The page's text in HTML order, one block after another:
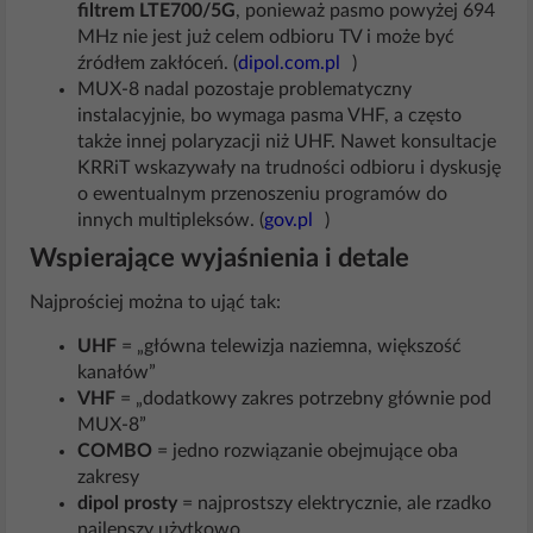
filtrem LTE700/5G, ponieważ pasmo powyżej 694
MHz nie jest już celem odbioru TV i może być
źródłem zakłóceń. (dipol.com.pl
)
MUX-8 nadal pozostaje problematyczny
instalacyjnie, bo wymaga pasma VHF, a często
także innej polaryzacji niż UHF. Nawet konsultacje
KRRiT wskazywały na trudności odbioru i dyskusję
o ewentualnym przenoszeniu programów do
innych multipleksów. (gov.pl )
Wspierające wyjaśnienia i detale
Najprościej można to ująć tak:
UHF = „główna telewizja naziemna, większość
kanałów”
VHF = „dodatkowy zakres potrzebny głównie pod
MUX-8”
COMBO = jedno rozwiązanie obejmujące oba
zakresy
dipol prosty = najprostszy elektrycznie, ale rzadko